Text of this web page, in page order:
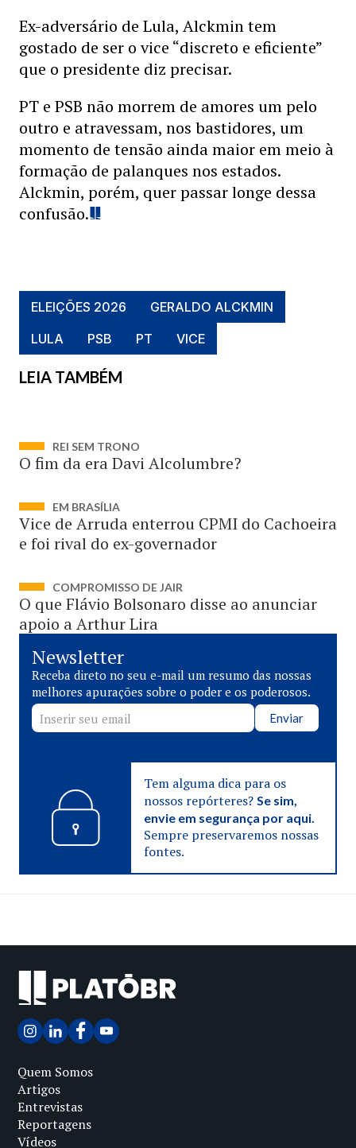
Ex-adversário de Lula, Alckmin tem
gostado de ser o vice “discreto e eficiente”
que o presidente diz precisar.
PT e PSB não morrem de amores um pelo
outro e atravessam, nos bastidores, um
momento de tensão ainda maior em meio à
formação de palanques nos estados.
Alckmin, porém, quer passar longe dessa
confusão.
ELEIÇÕES 2026
GERALDO ALCKMIN
LULA
PSB PT VICE
LEIA TAMBÉM
REI SEM TRONO
O fim da era Davi Alcolumbre?
EM BRASÍLIA
Vice de Arruda enterrou CPMI do Cachoeira
e foi rival do ex-governador
COMPROMISSO DE JAIR
O que Flávio Bolsonaro disse ao anunciar
apoio a Arthur Lira
Newsletter
Receba direto no seu e-mail um resumo das nossas
melhores apurações sobre o poder e os poderosos.
Enviar
Tem alguma dica para os
nossos repórteres? Se sim,
envie em segurança por aqui.
Sempre preservaremos nossas
fontes.
Quem Somos
Artigos
Entrevistas
Reportagens
Vídeos